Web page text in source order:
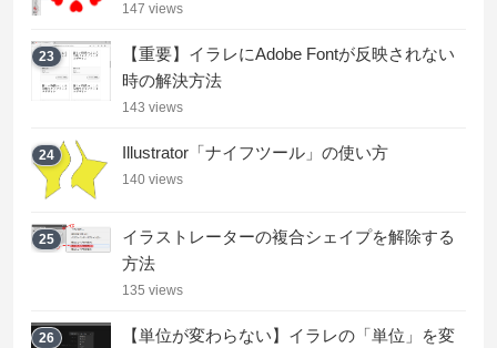
147 views
23
【重要】イラレにAdobe Fontが反映されない
時の解決方法
143 views
24 Illustrator「ナイフツール」の使い方
140 views
25
イラストレーターの複合シェイプを解除する
方法
135 views
26
【単位が変わらない】イラレの「単位」を変